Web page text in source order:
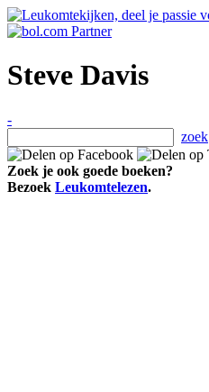
Steve Davis
-
zoek
Zoek je ook goede boeken?
Bezoek Leukomtelezen.